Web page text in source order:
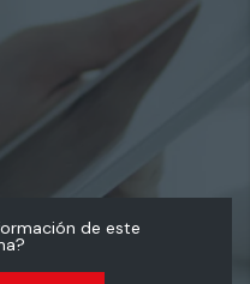
de este